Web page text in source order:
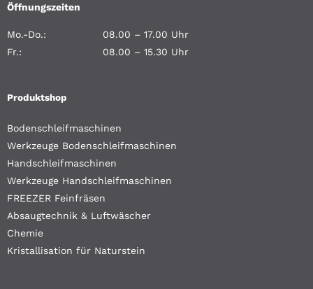
Öffnungszeiten
Mo.-Do.:
08.00 – 17.00 Uhr
Fr.:
08.00 – 15.30 Uhr
Produktshop
Bodenschleifmaschinen
Werkzeuge Bodenschleifmaschinen
Handschleifmaschinen
Werkzeuge Handschleifmaschinen
FREEZER Feinfräsen
Absaugtechnik & Luftwäscher
Chemie
Kristallisation für Naturstein